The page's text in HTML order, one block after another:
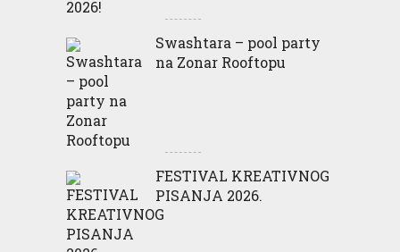
Swashtara – pool party
na Zonar Rooftopu
FESTIVAL KREATIVNOG
PISANJA 2026.